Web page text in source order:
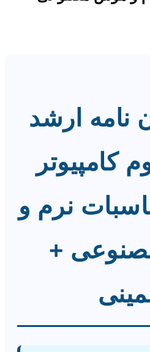
نامه ارشد
کامپیوتر
نرم و
+